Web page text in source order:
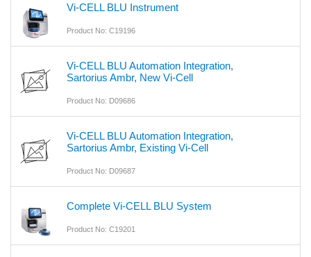
Vi-CELL BLU Instrument
Product No: C19196
Vi-CELL BLU Automation Integration,
Sartorius Ambr, New Vi-Cell
Product No: D09686
Vi-CELL BLU Automation Integration,
Sartorius Ambr, Existing Vi-Cell
Product No: D09687
Complete Vi-CELL BLU System
Product No: C19201